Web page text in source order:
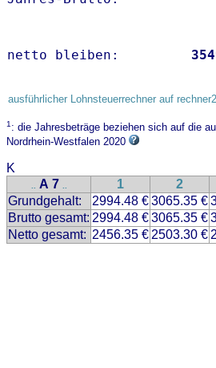
netto bleiben:
ausführlicher Lohnsteuerrechner auf
1: die Jahresbeträge beziehen sich auf die
Nordrhein-Westfalen 2020
K
.. A 7 .. 1 2
Grundgehalt:
2994.48 €3065.35 €
Brutto gesamt: 2994.48 €3065.35 €
Netto gesamt: 2456.35 € 2503.30 €